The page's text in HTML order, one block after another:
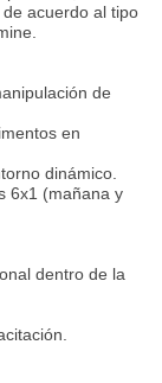
acuerdo al tipo
de
en
dinámico.
6x1 (mañana y
dentro de la